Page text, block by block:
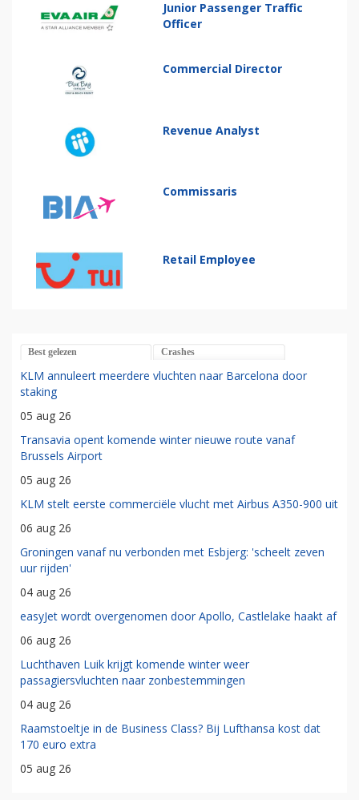
Junior Passenger Traffic
Officer
Commercial Director
Revenue Analyst
Commissaris
Retail Employee
Best gelezen Crashes
KLM annuleert meerdere vluchten naar Barcelona door
staking
05 aug 26
Transavia opent komende winter nieuwe route vanaf
Brussels Airport
05 aug 26
KLM stelt eerste commerciële vlucht met Airbus A350-900 uit
06 aug 26
Groningen vanaf nu verbonden met Esbjerg: 'scheelt zeven
uur rijden'
04 aug 26
easyJet wordt overgenomen door Apollo, Castlelake haakt af
06 aug 26
Luchthaven Luik krijgt komende winter weer
passagiersvluchten naar zonbestemmingen
04 aug 26
Raamstoeltje in de Business Class? Bij Lufthansa kost dat
170 euro extra
05 aug 26